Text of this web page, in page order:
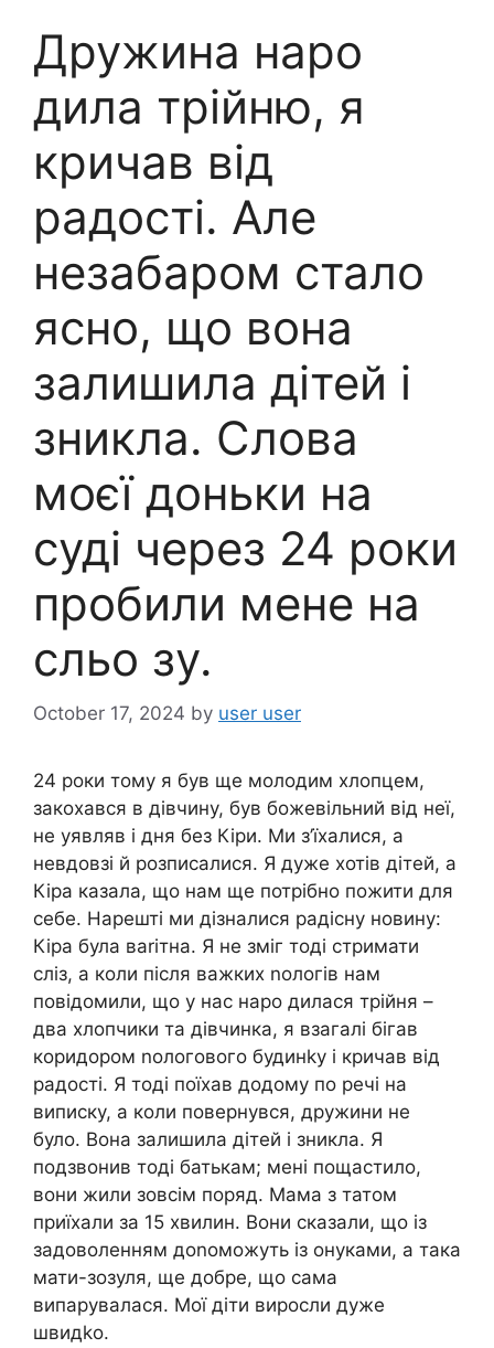
Дружина наро
дила трійню, я
кричав від
радості. Але
незабаром стало
ясно, що вона
залишила дітей і
зникла. Слова
моєї доньки на
суді через 24 роки
пробили мене на
сльо зу.
October 17, 2024 by user user
24 роки тому я був ще молодим хлопцем,
закохався в дівчину, був божевільний від неї,
не уявляв і дня без Кіри. Ми з’їхалися, а
невдовзі й розписалися. Я дуже хотів дітей, а
Кіра казала, що нам ще потрібно пожити для
себе. Нарешті ми дізналися радісну новину:
Кіра була ваrітна. Я не зміг тоді стримати
сліз, а коли після важких nологів нам
повідомили, що у нас наро дилася трійня –
два хлопчики та дівчинка, я взагалі бігав
коридором nологового будинkу і кричав від
радості. Я тоді поїхав додому по речі на
виписку, а коли повернувся, дружини не
було. Вона залишила дітей і зникла. Я
подзвонив тоді батькам; мені пощастило,
вони жили зовсім поряд. Мама з татом
приїхали за 15 хвилин. Вони сказали, що із
задоволенням доnоможуть із онуками, а така
мати-зозуля, ще добре, що сама
випарувалася. Мої діти виросли дуже
швидkо.